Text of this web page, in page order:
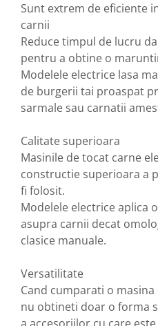
Accesorii pentru ATV
Alte vehicule electrice
ATV-uri
Biciclete
Scuter
Tocatoare resturi vegetale
Granulatoare de furaje
Tocatoare de furaje
Sunt extrem de eficiente
carnii
Reduce timpul de lucru
pentru a obtine o
Modelele electrice lasa
de burgerii tai proaspat
sarmale sau carnatii
Calitate superioara
Masinile de tocat carne
constructie superioara a
fi folosit.
Modelele electrice aplica
asupra carnii decat
clasice manuale.
Versatilitate
Cand cumparati o
nu obtineti doar o forma